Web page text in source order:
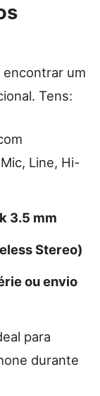
encontrar um
Tens:
Line, Hi-
3.5 mm
Stereo)
ou envio
para
durante